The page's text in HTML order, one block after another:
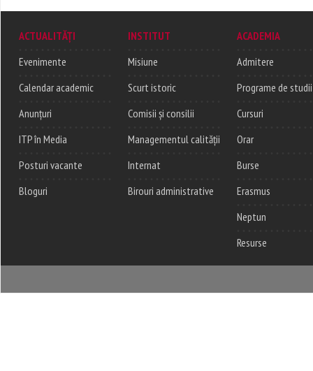
ACTUALITĂȚI
Evenimente
Calendar academic
Anunțuri
ITP în Media
Posturi vacante
Bloguri
INSTITUT
Misiune
Scurt istoric
Comisii și consilii
Managementul calității
Internat
Birouri administrative
ACADEMIA
Admitere
Programe de studii
Cursuri
Orar
Burse
Erasmus
Neptun
Resurse